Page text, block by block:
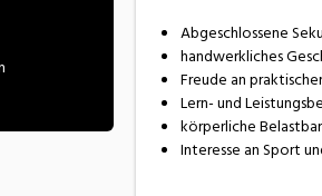
Abgeschlossene
handwerkliches
Freude an
Lern- und
körperliche
Interesse an Sport